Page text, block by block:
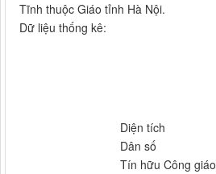
Tĩnh thuộc Giáo tỉnh Hà Nội.
Dữ liệu thống kê:
Diện tích
Dân số
Tín hữu Công giáo